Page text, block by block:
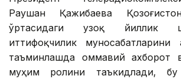
Раушан Қажибаева
ўртасидаги узоқ йиллик
иттифоқчилик муносабатларини
таъминлашда оммавий ахборот
муҳим ролини таъкидлади, бу